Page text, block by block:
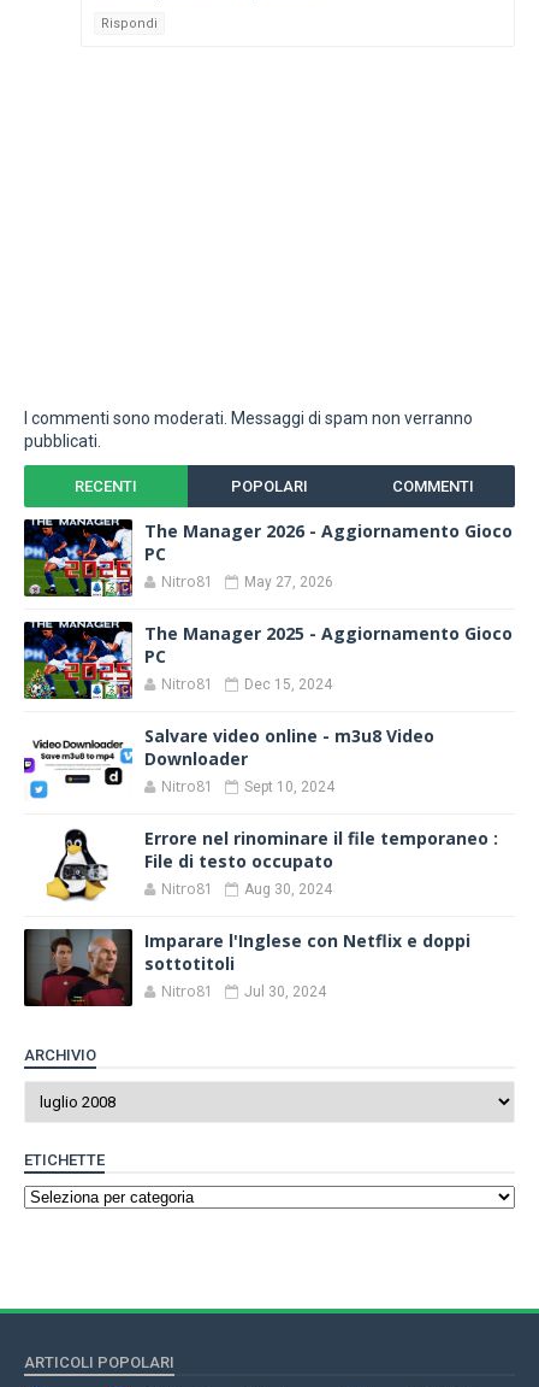
Rispondi
I commenti sono moderati. Messaggi di spam non verranno
pubblicati.
RECENTI POPOLARI COMMENTI
The Manager 2026 - Aggiornamento Gioco
PC
Nitro81 May 27, 2026
The Manager 2025 - Aggiornamento Gioco
PC
Nitro81 Dec 15, 2024
Salvare video online - m3u8 Video
Downloader
Nitro81 Sept 10, 2024
Errore nel rinominare il file temporaneo :
File di testo occupato
Nitro81 Aug 30, 2024
Imparare l'Inglese con Netflix e doppi
sottotitoli
Nitro81 Jul 30, 2024
ARCHIVIO
ETICHETTE
ARTICOLI POPOLARI